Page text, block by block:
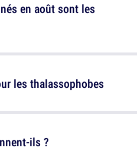
en août sont les
ils ?
les thalassophobes